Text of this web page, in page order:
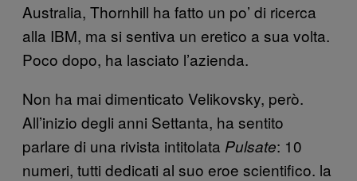
Australia, Thornhill ha fatto un po’ di ricerca
alla IBM, ma si sentiva un eretico a sua volta.
Poco dopo, ha lasciato l’azienda.
Non ha mai dimenticato Velikovsky, però.
All’inizio degli anni Settanta, ha sentito
parlare di una rivista intitolata Pulsate: 10
numeri, tutti dedicati al suo eroe scientifico. la